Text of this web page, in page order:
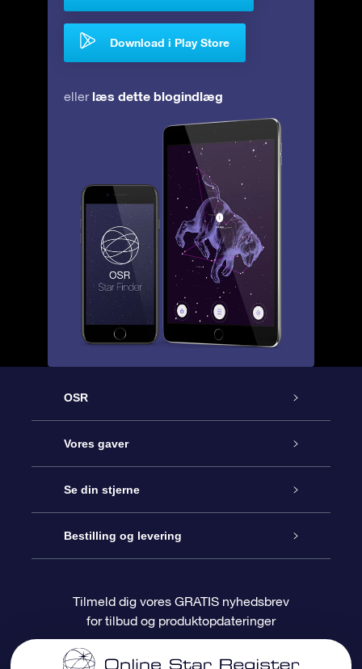
Download i Play Store
eller læs dette blogindlæg
OSR
Kundeservice
Kontakt os
Bloggen
Anmeldelser
Vores gaver
Online Stjernegave
OSR Gavepakke
OSR Gavekortet
Se din stjerne
Star Register
Personliggjort Stjerneside
Bestilling og levering
Betalingsinformation
Tilmeld dig vores GRATIS nyhedsbrev
for tilbud og produktopdateringer